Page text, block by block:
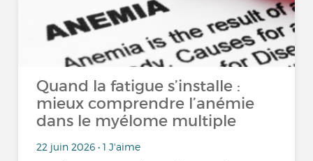
Quand la fatigue s’installe :
mieux comprendre l’anémie
dans le myélome multiple
22 juin 2026 • 1 J'aime